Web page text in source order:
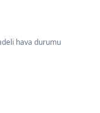
hava durumu